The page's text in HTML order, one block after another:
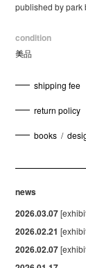
published by park
condition
美品
shipping fee
return policy
books /
news
2026.03.07
2026.02.21
2026.02.07